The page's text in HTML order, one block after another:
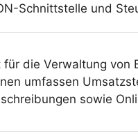
Schnittstelle und
für die Verwaltung von
umfassen
sowie